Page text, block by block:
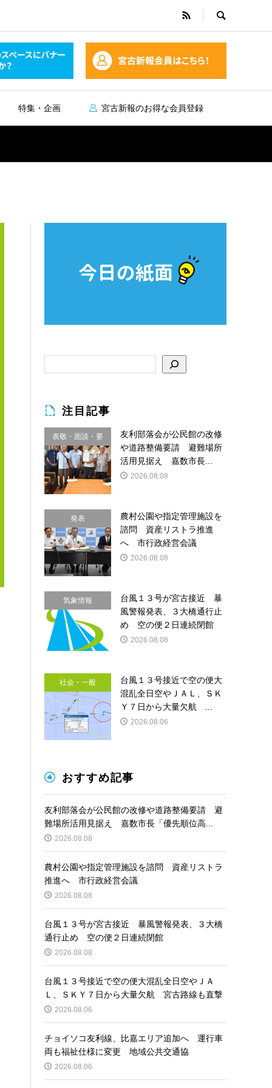
特集・企画 宮古新報のお得な会員登録
注目記事
表敬・面談・要
請
友利部落会が公民館の改修
や道路整備要請 避難場所
活用見据え 嘉数市長...
2026.08.08
発表
農村公園や指定管理施設を
諮問 資産リストラ推進
へ 市行政経営会議
2026.08.08
気象情報
台風１３号が宮古接近 暴
風警報発表、３大橋通行止
め 空の便２日連続閉館
2026.08.08
社会・一般
台風１３号接近で空の便大
混乱全日空やＪＡＬ、ＳＫ
Ｙ７日から大量欠航 ...
2026.08.06
おすすめ記事
友利部落会が公民館の改修や道路整備要請 避
難場所活用見据え 嘉数市長「優先順位高...
2026.08.08
農村公園や指定管理施設を諮問 資産リストラ
推進へ 市行政経営会議
2026.08.08
台風１３号が宮古接近 暴風警報発表、３大橋
通行止め 空の便２日連続閉館
2026.08.08
台風１３号接近で空の便大混乱全日空やＪＡ
Ｌ、ＳＫＹ７日から大量欠航 宮古路線も直撃
2026.08.06
チョイソコ友利線、比嘉エリア追加へ 運行車
両も福祉仕様に変更 地域公共交通協
2026.08.06